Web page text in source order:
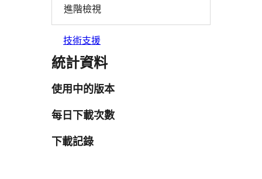
進階檢視
技術支援
統計資料
使用中的版本
每日下載次數
下載記錄